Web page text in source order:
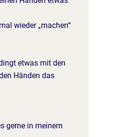
wieder „machen“
etwas mit den
Händen das
gerne in meinem